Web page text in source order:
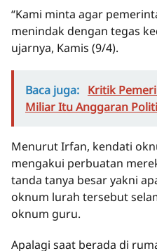
“Kami minta agar
menindak dengan tegas
ujarnya, Kamis (9/4).
Baca juga: Kritik
Miliar Itu Anggaran
Menurut Irfan, kendati
mengakui perbuatan
tanda tanya besar yakni
oknum lurah tersebut
oknum guru.
Apalagi saat berada di